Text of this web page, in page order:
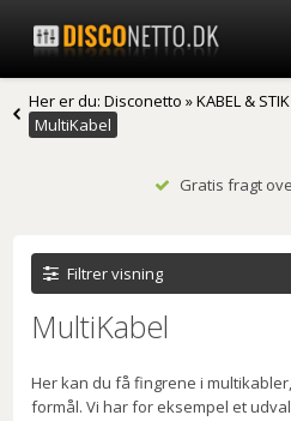
Her er du:Disconetto »KABEL & STIK
MultiKabel
Gratis fragt
Filtrer visning
MultiKabel
Her kan du få fingrene i
formål. Vi har for eksempel et